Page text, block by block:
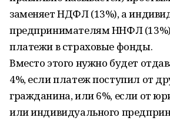
заменяет НДФЛ (13%), а
предпринимателям ННФЛ
платежи в страховые фонды.
Вместо этого нужно будет
4%, если платеж поступил от
гражданина, или 6%, если от
или индивидуального